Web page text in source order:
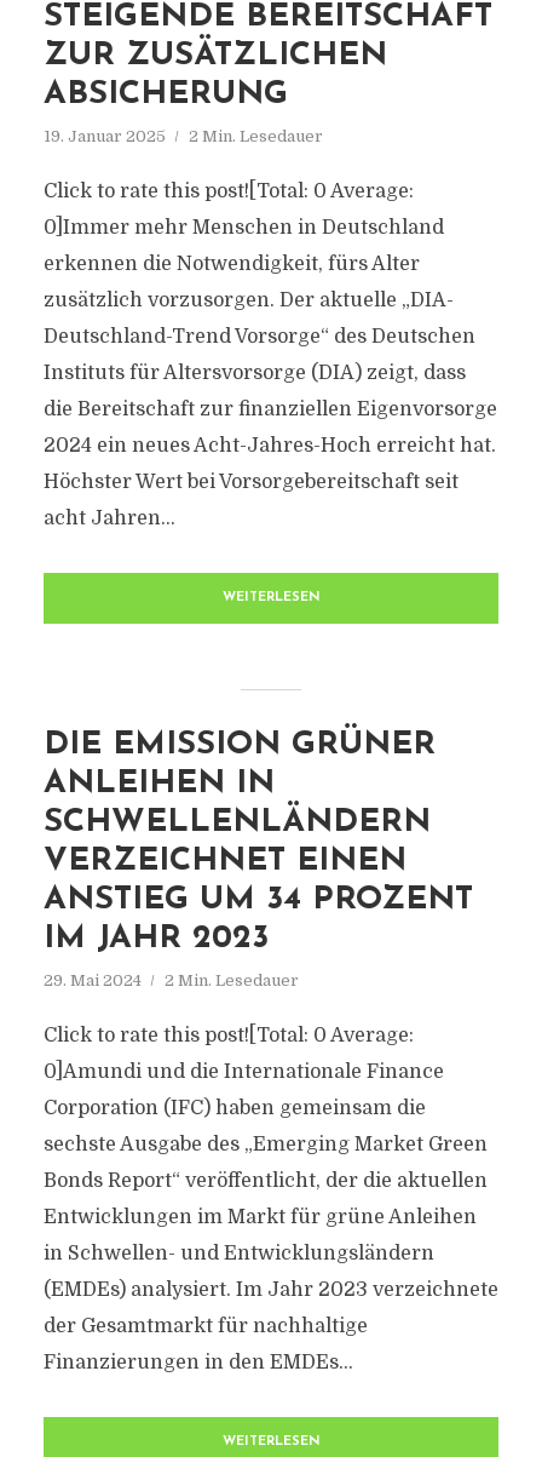
STEIGENDE BEREITSCHAFT
ZUR ZUSÄTZLICHEN
ABSICHERUNG
19. Januar 2025 2 Min. Lesedauer
Click to rate this post![Total: 0 Average:
0]Immer mehr Menschen in Deutschland
erkennen die Notwendigkeit, fürs Alter
zusätzlich vorzusorgen. Der aktuelle „DIA-
Deutschland-Trend Vorsorge“ des Deutschen
Instituts für Altersvorsorge (DIA) zeigt, dass
die Bereitschaft zur finanziellen Eigenvorsorge
2024 ein neues Acht-Jahres-Hoch erreicht hat.
Höchster Wert bei Vorsorgebereitschaft seit
acht Jahren...
WEITERLESEN
DIE EMISSION GRÜNER
ANLEIHEN IN
SCHWELLENLÄNDERN
VERZEICHNET EINEN
ANSTIEG UM 34 PROZENT
IM JAHR 2023
29. Mai 2024 2 Min. Lesedauer
Click to rate this post![Total: 0 Average:
0]Amundi und die Internationale Finance
Corporation (IFC) haben gemeinsam die
sechste Ausgabe des „Emerging Market Green
Bonds Report“ veröffentlicht, der die aktuellen
Entwicklungen im Markt für grüne Anleihen
in Schwellen- und Entwicklungsländern
(EMDEs) analysiert. Im Jahr 2023 verzeichnete
der Gesamtmarkt für nachhaltige
Finanzierungen in den EMDEs...
WEITERLESEN